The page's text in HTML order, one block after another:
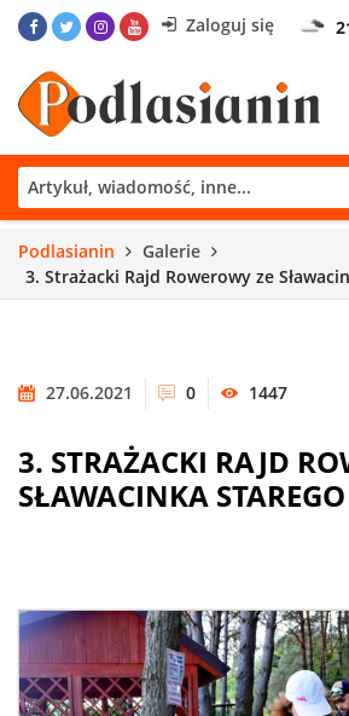
Zaloguj się
Podlasianin
Galerie
3. Strażacki Rajd Rowerowy ze
27.06.2021 0 1447
3. STRAŻACKI RAJD
SŁAWACINKA STAREGO